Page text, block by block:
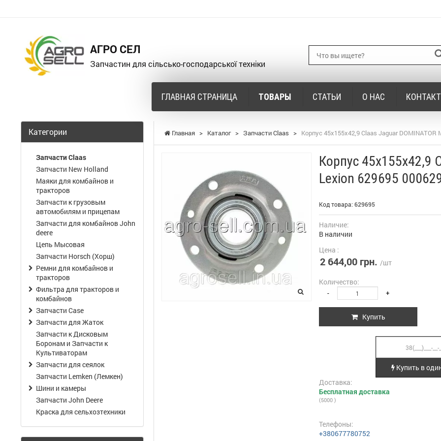
АГРО СЕЛ
Запчастин для сільсько-господарської техніки
ГЛАВНАЯ СТРАНИЦА ТОВАРЫ СТАТЬИ О НАС
Главная > Каталог > Запчасти Claas > Корпус 45х155х42,9 Claas Jaguar DOMINATOR
Корпус 45х155х42,9
Lexion 629695
Код товара: 629695
Наличие:
В наличии
Цена :
2 644,00 грн. /шт
Количество:
- +
Купить
Купить в
Доставка:
Бесплатная доставка
(5000 )
Телефоны:
+380677780752
Категории
Запчасти Claas
Запчасти New Holland
Маяки для комбайнов и
тракторов
Запчасти к грузовым
автомобилям и прицепам
Запчасти для комбайнов John
deere
Цепь Мысовая
Запчасти Horsch (Хорш)
Ремни для комбайнов и
тракторов
Фильтра для тракторов и
комбайнов
Запчасти Case
Запчасти для Жаток
Запчасти к Дисковым
Боронам и Запчасти к
Культиваторам
Запчасти для сеялок
Запчасти Lemken (Лемкен)
Шини и камеры
Запчасти John Deere
Краска для сельхозтехники